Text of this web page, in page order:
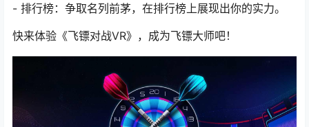
- 排行榜：争取名列前茅，在排行榜上展现出你的实力。
快来体验《飞镖对战VR》，成为飞镖大师吧！